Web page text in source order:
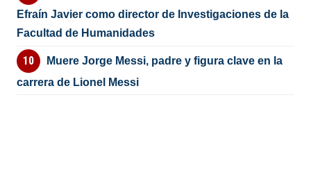
Efraín Javier como director de Investigaciones de la
Facultad de Humanidades
Muere Jorge Messi, padre y figura clave en la
carrera de Lionel Messi